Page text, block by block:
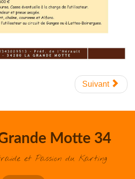
Suivant
Motte 34
et Passion du Karting